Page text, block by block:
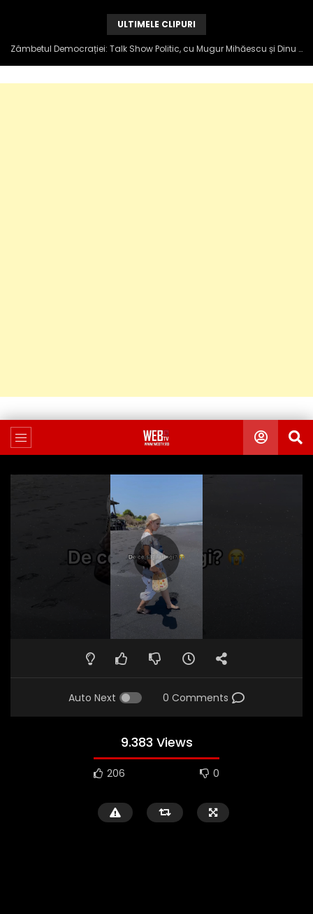
ULTIMELE CLIPURI
Zâmbetul Democrației: Talk Show Politic, cu Mugur Mihăescu și Dinu Popescu
Auto Next 0 Comments
9.383 Views
206 0